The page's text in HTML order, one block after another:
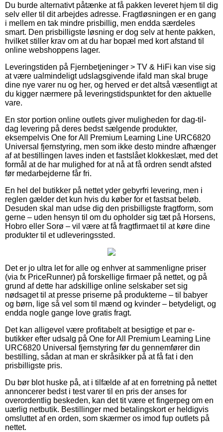
Du burde alternativt påtænke at få pakken leveret hjem til dig
selv eller til dit arbejdes adresse. Fragtløsningen er en gang
i mellem en tak mindre prisbillig, men endda særdeles
smart. Den prisbilligste løsning er dog selv at hente pakken,
hvilket stiller krav om at du har bopæl med kort afstand til
online webshoppens lager.
Leveringstiden på Fjernbetjeninger > TV & HiFi kan vise sig
at være ualmindeligt udslagsgivende ifald man skal bruge
dine nye varer nu og her, og herved er det altså væsentligt at
du kigger nærmere på leveringstidspunktet for den aktuelle
vare.
En stor portion online outlets giver muligheden for dag-til-
dag levering på deres bedst sælgende produkter,
eksempelvis One for All Premium Learning Line URC6820
Universal fjernstyring, men som ikke desto mindre afhænger
af at bestillingen laves inden et fastslået klokkeslæt, med det
formål at de har mulighed for at nå at få ordren sendt afsted
før medarbejderne får fri.
En hel del butikker på nettet yder gebyrfri levering, men i
reglen gælder det kun hvis du køber for et fastsat beløb.
Desuden skal man udse dig den prisbilligste fragtform, som
gerne – uden hensyn til om du opholder sig tæt på Horsens,
Hobro eller Sorø – vil være at få fragtfirmaet til at køre dine
produkter til et udleveringssted.
Det er jo ultra let for alle og enhver at sammenligne priser
(via fx PriceRunner) på forskellige firmaer på nettet, og på
grund af dette har adskillige online selskaber set sig
nødsaget til at presse priserne på produkterne – til babyer
og børn, lige så vel som til mænd og kvinder – betydeligt, og
endda nogle gange love gratis fragt.
Det kan alligevel være profitabelt at besigtige et par e-
butikker efter udsalg på One for All Premium Learning Line
URC6820 Universal fjernstyring før du gennemfører din
bestilling, sådan at man er skråsikker på at få fat i den
prisbilligste pris.
Du bør blot huske på, at i tilfælde af at en forretning på nettet
annoncerer bedst i test varer til en pris der anses for
overordentlig beskeden, kan det tit være et fingerpeg om en
uærlig netbutik. Bestillinger med betalingskort er heldigvis
omsluttet af en orden, som skærmer os imod fup outlets på
nettet.